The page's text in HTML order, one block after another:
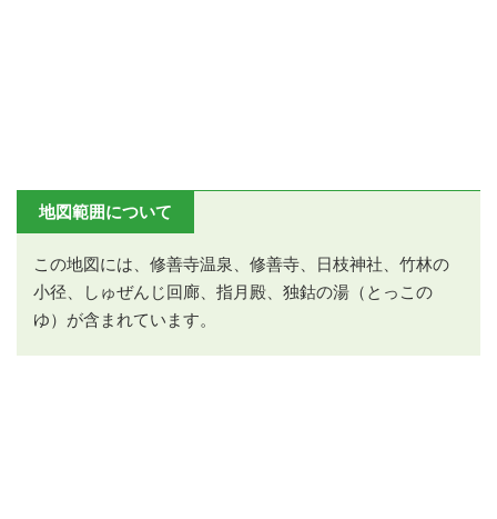
地図範囲について
この地図には、修善寺温泉、修善寺、日枝神社、竹林の
小径、しゅぜんじ回廊、指月殿、独鈷の湯（とっこの
ゆ）が含まれています。